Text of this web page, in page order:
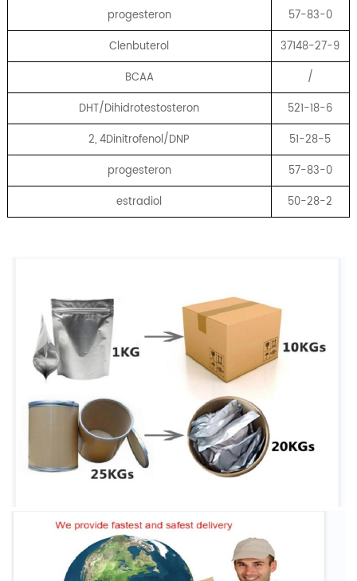
progesteron
57-83-0
Clenbuterol
37148-27-9
BCAA
/
DHT/Dihidrotestosteron
521-18-6
2, 4Dinitrofenol/DNP
51-28-5
progesteron
57-83-0
estradiol
50-28-2